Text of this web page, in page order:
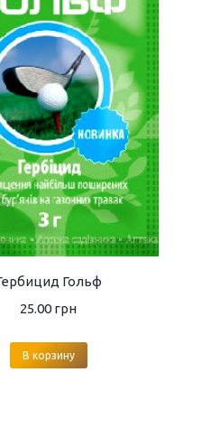
Гольф
25.00 грн
В корзину